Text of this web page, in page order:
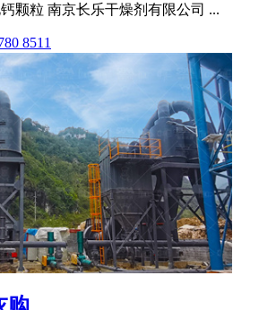
颗粒 南京长乐干燥剂有限公司 ...
8511
购